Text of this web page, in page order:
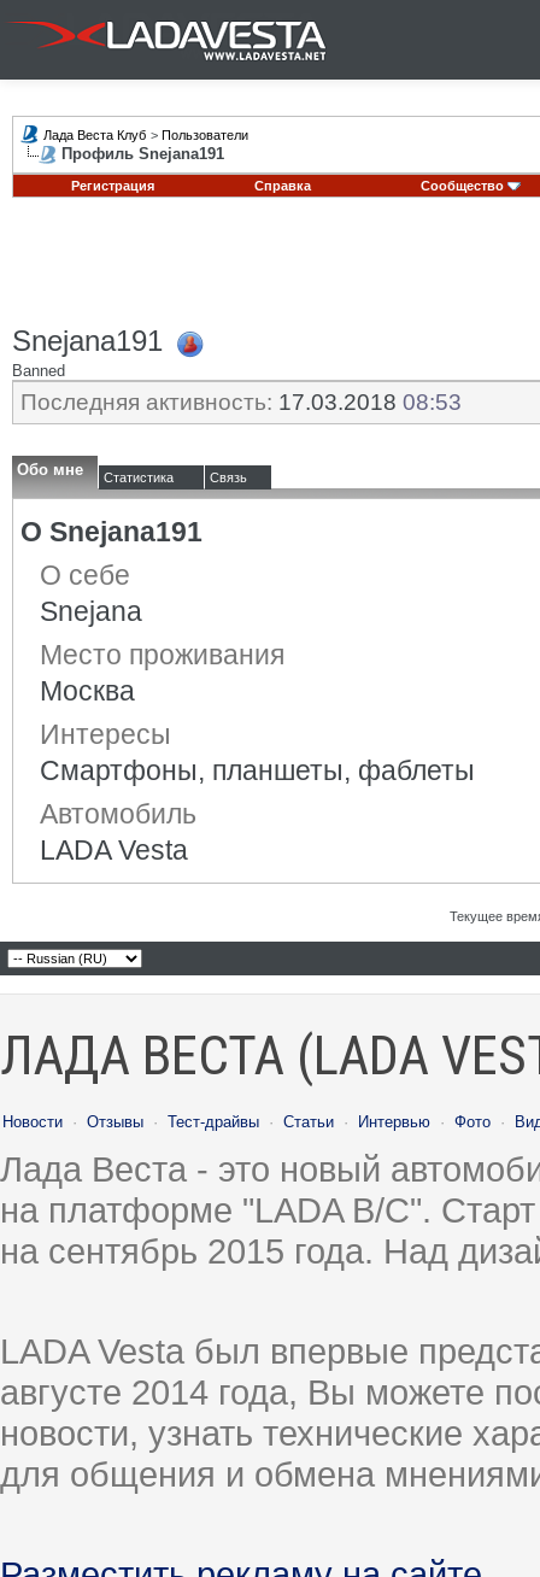
Лада Веста Клуб > Пользователи
Профиль Snejana191
Регистрация Справка Сообщество
Snejana191
Banned
Последняя активность: 17.03.2018 08:53
Обо мне Статистика Связь
О Snejana191
О себе
Snejana
Место проживания
Москва
Интересы
Смартфоны, планшеты, фаблеты
Автомобиль
LADA Vesta
Текущее
ЛАДА ВЕСТА (LADA
Новости · Отзывы · Тест-драйвы · Статьи · Интервью · Фото ·
Лада Веста - это новый
на платформе "LADA B/C".
на сентябрь 2015 года. Над
LADA Vesta был впервые
августе 2014 года, Вы можете
новости, узнать технические
для общения и обмена